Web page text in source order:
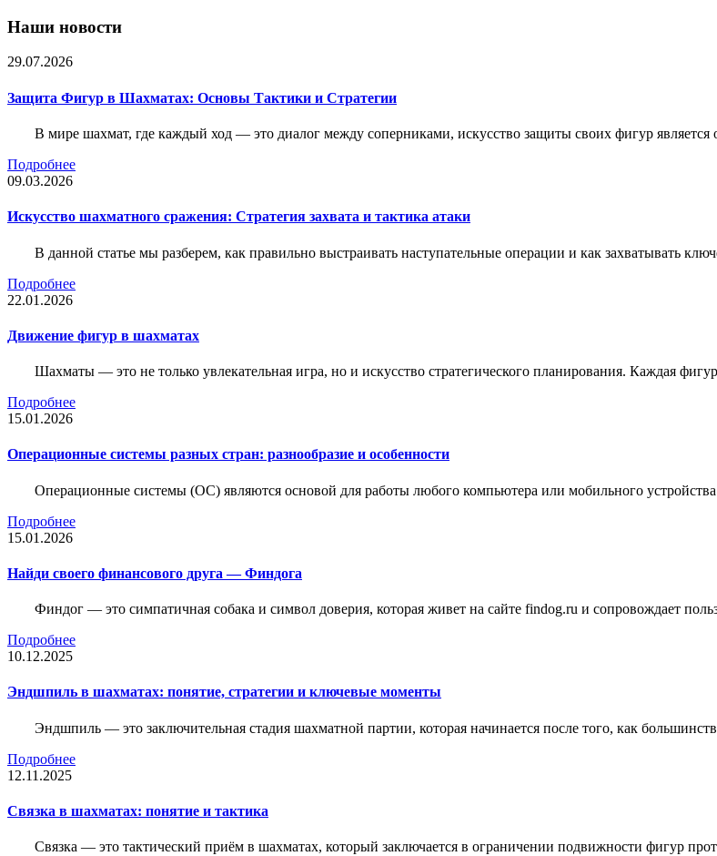
Наши новости
29.07.2026
Защита Фигур в Шахматах: Основы Тактики и Стратегии
В мире шахмат, где каждый ход — это диалог между соперниками, искусство защиты своих фигур
Подробнее
09.03.2026
Искусство шахматного сражения: Стратегия захвата и тактика атаки
В данной статье мы разберем, как правильно выстраивать наступательные операции и как захватывать
Подробнее
22.01.2026
Движение фигур в шахматах
Шахматы — это не только увлекательная игра, но и искусство стратегического планирования. Каждая
Подробнее
15.01.2026
Операционные системы разных стран: разнообразие и особенности
Операционные системы (ОС) являются основой для работы любого компьютера или мобильного устройства
Подробнее
15.01.2026
Найди своего финансового друга — Финдога
Финдог — это симпатичная собака и символ доверия, которая живет на сайте findog.ru и сопровождает
Подробнее
10.12.2025
Эндшпиль в шахматах: понятие, стратегии и ключевые моменты
Эндшпиль — это заключительная стадия шахматной партии, которая начинается после того, как
Подробнее
12.11.2025
Связка в шахматах: понятие и тактика
Связка — это тактический приём в шахматах, который заключается в ограничении подвижности фигур